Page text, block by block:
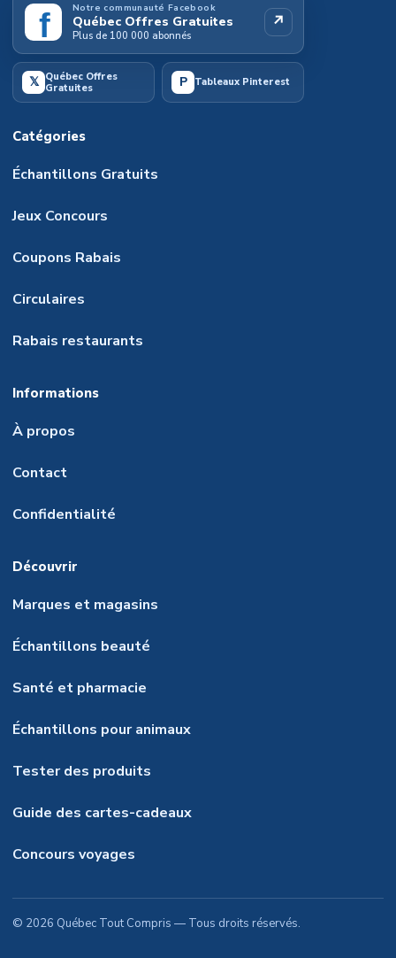
f Notre communauté Facebook
Québec Offres Gratuites
Plus de 100 000 abonnés
↗
𝕏 Québec Offres
Gratuites
P Tableaux Pinterest
Catégories
Échantillons Gratuits
Jeux Concours
Coupons Rabais
Circulaires
Rabais restaurants
Informations
À propos
Contact
Confidentialité
Découvrir
Marques et magasins
Échantillons beauté
Santé et pharmacie
Échantillons pour animaux
Tester des produits
Guide des cartes-cadeaux
Concours voyages
© 2026 Québec Tout Compris — Tous droits réservés.